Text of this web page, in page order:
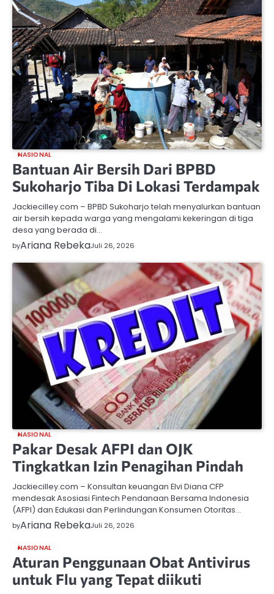
NASIONAL
Bantuan Air Bersih Dari BPBD
Sukoharjo Tiba Di Lokasi Terdampak
Jackiecilley.com – BPBD Sukoharjo telah menyalurkan bantuan
air bersih kepada warga yang mengalami kekeringan di tiga
desa yang berada di…
byAriana RebekaJuli 26, 2026
NASIONAL
Pakar Desak AFPI dan OJK
Tingkatkan Izin Penagihan Pindah
Jackiecilley.com – Konsultan keuangan Elvi Diana CFP
mendesak Asosiasi Fintech Pendanaan Bersama Indonesia
(AFPI) dan Edukasi dan Perlindungan Konsumen Otoritas…
byAriana RebekaJuli 26, 2026
NASIONAL
Aturan Penggunaan Obat Antivirus
untuk Flu yang Tepat diikuti